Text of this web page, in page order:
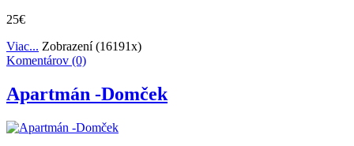
25€
Viac... Zobrazení (16191x)
Komentárov (0)
Apartmán -Domček